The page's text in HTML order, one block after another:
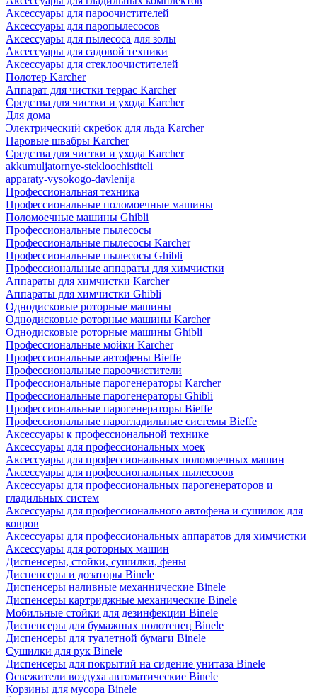
Аксессуары для пароочистителей
Аксессуары для паропылесосов
Аксессуары для пылесоса для золы
Аксессуары для садовой техники
Аксессуары для стеклоочистителей
Полотер Karcher
Аппарат для чистки террас Karcher
Средства для чистки и ухода Karcher
Для дома
Электрический скребок для льда Karcher
Паровые швабры Karcher
Средства для чистки и ухода Karcher
akkumuljatornye-stekloochistiteli
apparaty-vysokogo-davlenija
Профессиональная техника
Профессиональные поломоечные машины
Поломоечные машины Ghibli
Профессиональные пылесосы
Профессиональные пылесосы Karcher
Профессиональные пылесосы Ghibli
Профессиональные аппараты для химчистки
Аппараты для химчистки Karcher
Аппараты для химчистки Ghibli
Однодисковые роторные машины
Однодисковые роторные машины Karcher
Однодисковые роторные машины Ghibli
Профессиональные мойки Karcher
Профессиональные автофены Bieffe
Профессиональные пароочистители
Профессиональные парогенераторы Karcher
Профессиональные парогенераторы Ghibli
Профессиональные парогенераторы Bieffe
Профессиональные парогладильные системы Bieffe
Аксессуары к профессиональной технике
Аксессуары для профессиональных моек
Аксессуары для профессиональных поломоечных машин
Аксессуары для профессиональных пылесосов
Аксессуары для профессиональных парогенераторов и
гладильных систем
Аксессуары для профессионального автофена и сушилок для
ковров
Аксессуары для профессиональных аппаратов для химчистки
Аксессуары для роторных машин
Диспенсеры, стойки, сушилки, фены
Диспенсеры и дозаторы Binele
Диспенсеры наливные механнические Binele
Диспенсеры картриджные механические Binele
Мобильные стойки для дезинфекции Binele
Диспенсеры для бумажных полотенец Binele
Диспенсеры для туалетной бумаги Binele
Сушилки для рук Binele
Диспенсеры для покрытий на сидение унитаза Binele
Освежители воздуха автоматические Binele
Корзины для мусора Binele